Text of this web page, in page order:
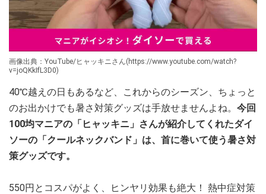
画像出典：YouTube/ヒャッキニさん(https://www.youtube.com/watch?
v=joQKkIfL3D0)
40℃越えの日もあるなど、これからのシーズン、ちょっと
のお出かけでも暑さ対策グッズは手放せませんよね。 今回
100均マニアの「ヒャッキニ」さんが紹介してくれたダイ
ソーの「クールネックバンド」は、 首に巻いて使う暑さ対
策グッズです。
550円とコスパがよく、ヒンヤリ効果も絶大！ 熱中症対策